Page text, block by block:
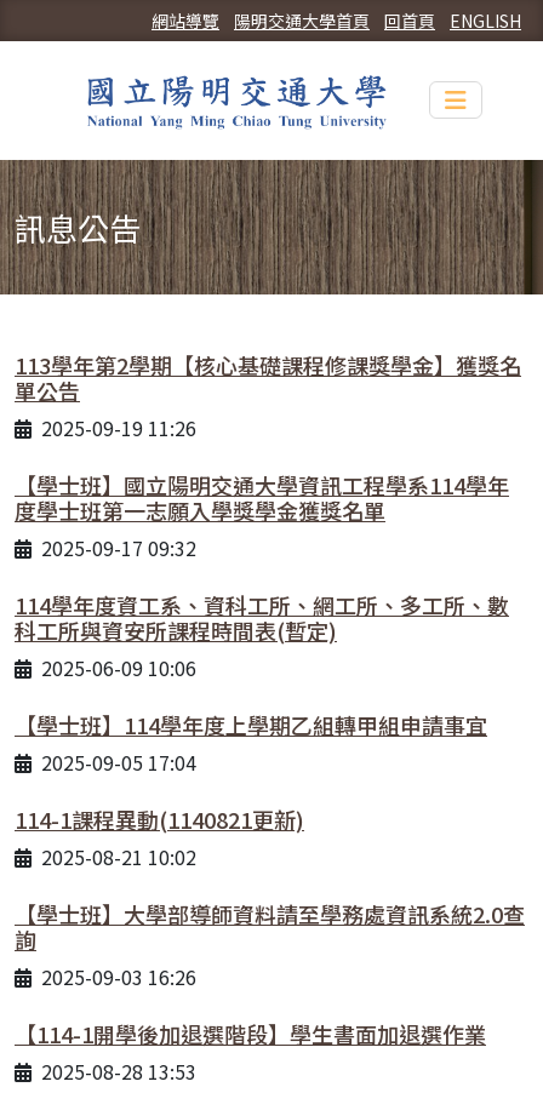
ENGLISH
回首頁
陽明交通大學首頁
網站導覽
Toggle
訊息公告
113學年第2學期【核心基礎課程修課獎學金】獲獎名
單公告
2025-09-19 11:26
【學士班】國立陽明交通大學資訊工程學系114學年
度學士班第一志願入學獎學金獲獎名單
2025-09-17 09:32
114學年度資工系、資科工所、網工所、多工所、數
科工所與資安所課程時間表(暫定)
2025-06-09 10:06
【學士班】114學年度上學期乙組轉甲組申請事宜
2025-09-05 17:04
114-1課程異動(1140821更新)
2025-08-21 10:02
【學士班】大學部導師資料請至學務處資訊系統2.0查
詢
2025-09-03 16:26
【114-1開學後加退選階段】學生書面加退選作業
2025-08-28 13:53